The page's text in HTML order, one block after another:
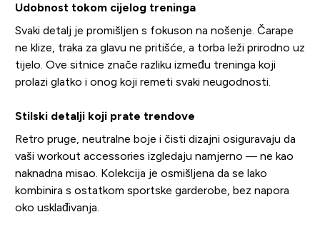
Udobnost tokom cijelog treninga
Svaki detalj je promišljen s fokuson na nošenje. Čarape
ne klize, traka za glavu ne pritišće, a torba leži prirodno uz
tijelo. Ove sitnice znače razliku između treninga koji
prolazi glatko i onog koji remeti svaki neugodnosti.
Stilski detalji koji prate trendove
Retro pruge, neutralne boje i čisti dizajni osiguravaju da
vaši workout accessories izgledaju namjerno — ne kao
naknadna misao. Kolekcija je osmišljena da se lako
kombinira s ostatkom sportske garderobe, bez napora
oko usklađivanja.